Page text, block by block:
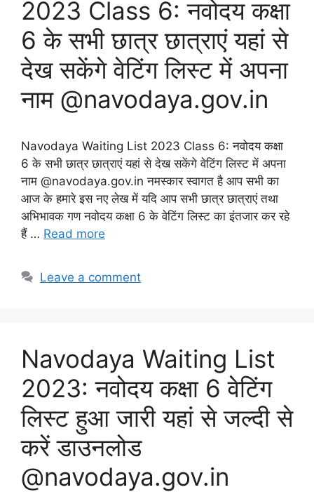
2023 Class 6: नवोदय कक्षा
6 के सभी छात्र छात्राएं यहां से
देख सकेंगे वेटिंग लिस्ट में अपना
नाम @navodaya.gov.in
Navodaya Waiting List 2023 Class 6: नवोदय कक्षा
6 के सभी छात्र छात्राएं यहां से देख सकेंगे वेटिंग लिस्ट में अपना
नाम @navodaya.gov.in नमस्कार स्वागत है आप सभी का
आज के हमारे इस नए लेख में यदि आप सभी छात्र छात्राएं तथा
अभिभावक गण नवोदय कक्षा 6 के वेटिंग लिस्ट का इंतजार कर रहे
हैं … Read more
Leave a comment
Navodaya Waiting List
2023: नवोदय कक्षा 6 वेटिंग
लिस्ट हुआ जारी यहां से जल्दी से
करें डाउनलोड
@navodaya.gov.in